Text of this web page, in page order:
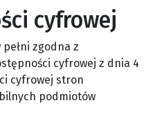
cyfrowej
zgodna z
cyfrowej z dnia 4
cyfrowej stron
podmiotów